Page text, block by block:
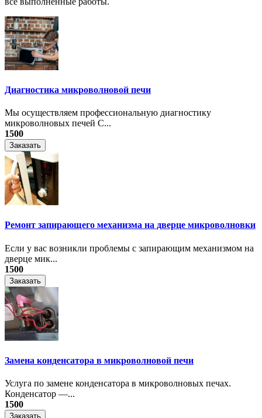
Диагностика микроволновой печи
Мы осуществляем профессиональную диагностику
микроволновых печей С...
1500
Заказать
Ремонт запирающего механизма на дверце микроволновки
Если у вас возникли проблемы с запирающим механизмом на
дверце мик...
1500
Заказать
Замена конденсатора в микроволновой печи
Услуга по замене конденсатора в микроволновых печах.
Конденсатор —...
1500
Заказать